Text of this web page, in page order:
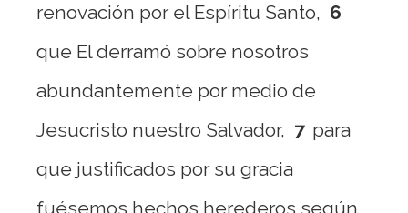
renovación por el Espíritu Santo, 6
que El derramó sobre nosotros
abundantemente por medio de
Jesucristo nuestro Salvador, 7 para
que justificados por su gracia
fuésemos hechos herederos según